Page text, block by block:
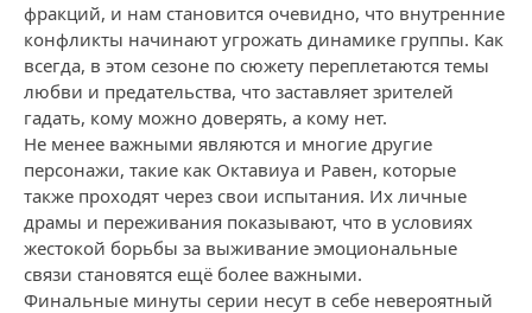
фракций, и нам становится очевидно, что внутренние
конфликты начинают угрожать динамике группы. Как
всегда, в этом сезоне по сюжету переплетаются темы
любви и предательства, что заставляет зрителей
гадать, кому можно доверять, а кому нет.
Не менее важными являются и многие другие
персонажи, такие как Октавиya и Равен, которые
также проходят через свои испытания. Их личные
драмы и переживания показывают, что в условиях
жестокой борьбы за выживание эмоциональные
связи становятся ещё более важными.
Финальные минуты серии несут в себе невероятный